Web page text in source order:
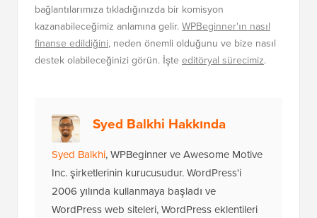
bağlantılarımıza tıkladığınızda bir komisyon
kazanabileceğimiz anlamına gelir.WPBeginner'ın nasıl
finanse edildiğini, neden önemli olduğunu ve bize nasıl
destek olabileceğinizi görün. İşte editöryal sürecimiz.
Syed Balkhi Hakkında
Syed Balkhi, WPBeginner ve Awesome Motive
Inc. şirketlerinin kurucusudur. WordPress'i
2006 yılında kullanmaya başladı ve
WordPress web siteleri, WordPress eklentileri